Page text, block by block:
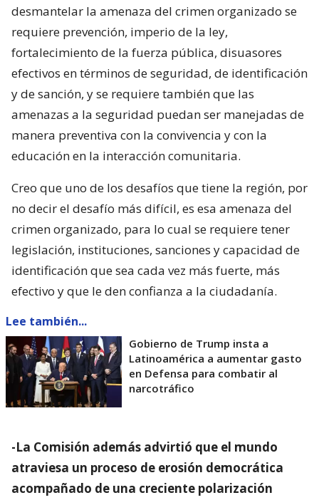
desmantelar la amenaza del crimen organizado se
requiere prevención, imperio de la ley,
fortalecimiento de la fuerza pública, disuasores
efectivos en términos de seguridad, de identificación
y de sanción, y se requiere también que las
amenazas a la seguridad puedan ser manejadas de
manera preventiva con la convivencia y con la
educación en la interacción comunitaria.
Creo que uno de los desafíos que tiene la región, por
no decir el desafío más difícil, es esa amenaza del
crimen organizado, para lo cual se requiere tener
legislación, instituciones, sanciones y capacidad de
identificación que sea cada vez más fuerte, más
efectivo y que le den confianza a la ciudadanía.
Lee también...
Gobierno de Trump insta a
Latinoamérica a aumentar gasto
en Defensa para combatir al
narcotráfico
-La Comisión además advirtió que el mundo
atraviesa un proceso de erosión democrática
acompañado de una creciente polarización